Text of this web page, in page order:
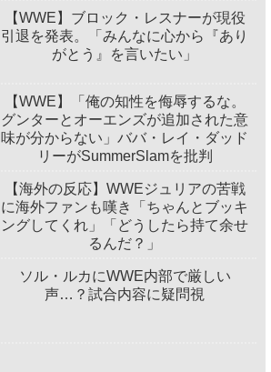
【WWE】ブロック・レスナーが現役
引退を発表。「みんなに心から『あり
がとう』を言いたい」
【WWE】「俺の知性を侮辱するな。
グンターとオーエンズが追加された意
味が分からない」ババ・レイ・ダッド
リーがSummerSlamを批判
【海外の反応】WWEジュリアの苦戦
に海外ファンも嘆き「ちゃんとブッキ
ングしてくれ」「どうしたら持て余せ
るんだ？」
ソル・ルカにWWE内部で厳しい
声…？試合内容に疑問視